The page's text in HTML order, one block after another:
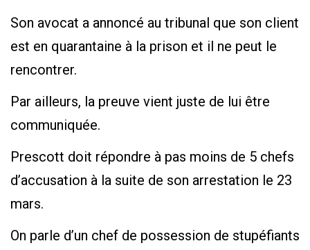
Son avocat a annoncé au tribunal que son client
est en quarantaine à la prison et il ne peut le
rencontrer.
Par ailleurs, la preuve vient juste de lui être
communiquée.
Prescott doit répondre à pas moins de 5 chefs
d’accusation à la suite de son arrestation le 23
mars.
On parle d’un chef de possession de stupéfiants